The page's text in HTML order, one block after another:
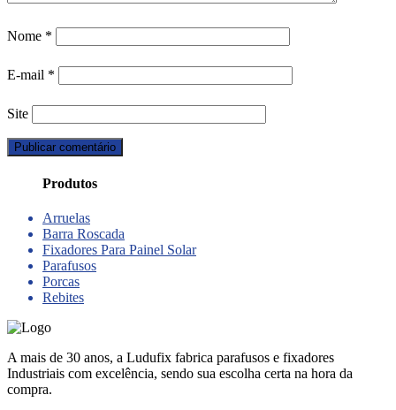
Nome *
E-mail *
Site
Produtos
Arruelas
Barra Roscada
Fixadores Para Painel Solar
Parafusos
Porcas
Rebites
A mais de 30 anos, a Ludufix fabrica parafusos e fixadores
Industriais com excelência, sendo sua escolha certa na hora da
compra.